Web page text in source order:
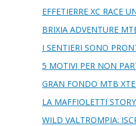
EFFETIERRE XC RACE
BRIXIA ADVENTURE
I SENTIERI SONO
5 MOTIVI PER NON
GRAN FONDO MTB
LA MAFFIOLETTI
WILD VALTROMPIA: